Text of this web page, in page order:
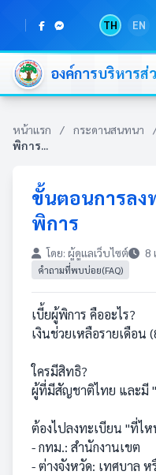
TH EN
องค์การบริหาร
หน้าแรก / กระดานสนทนา
พิการ...
ขั้นตอนการลง
พิการ
โดย: ผู้ดูแลเว็บไซต์ 8
คำถามที่พบบ่อย(FAQ)
เบี้ยผู้พิการ คืออะไร?
เงินช่วยเหลือรายเดือน
ใครมีสิทธิ?
ผู้ที่มีสัญชาติไทย และมี
ต้องไปลงทะเบียน "ที่ไ
- กทม.: สำนักงานเขต
- ต่างจังหวัด: เทศบาล